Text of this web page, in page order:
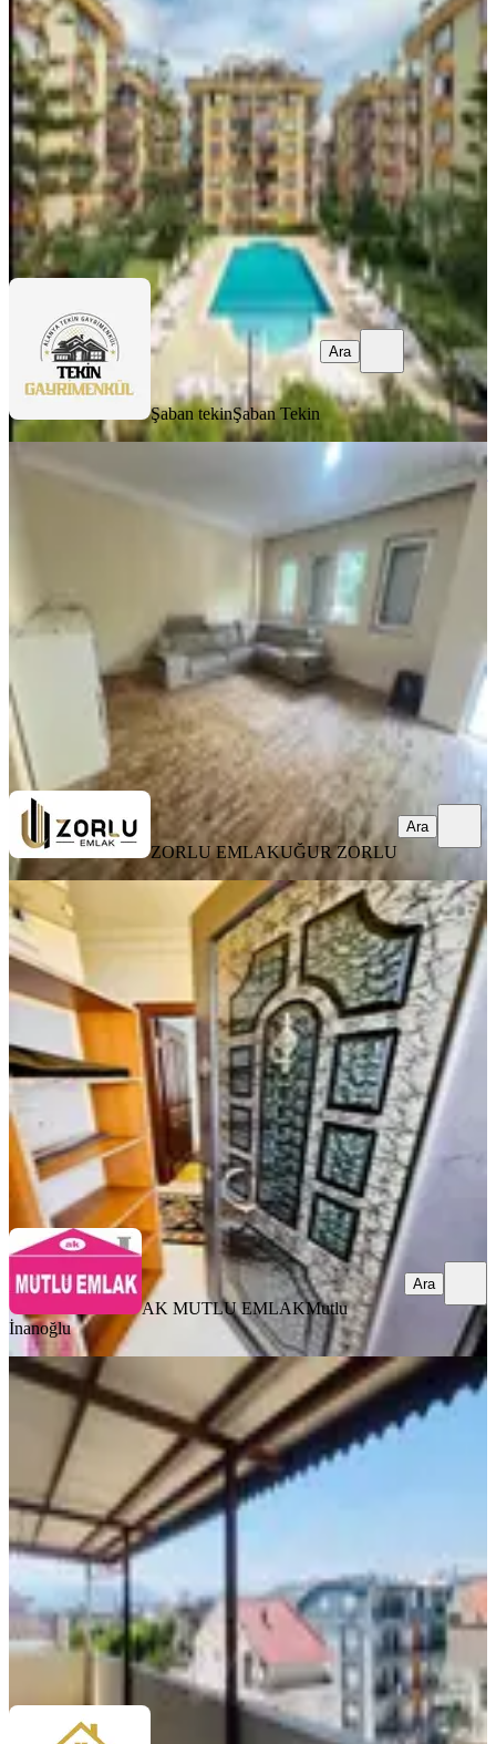
Antalya, Alanya
2+1· 120 m²·1. Kat·06.08.2026
35.000 ₺
Şaban tekinŞaban Tekin
Ara
Şaban tekinŞaban Tekin
Ara
Altınkum'da Caddeye Yakın Giriş Kat
1+1 Eşyalandırılacaktır
Antalya, Konyaaltı
06.08.2026
25.000 ₺
ZORLU EMLAK UĞUR ZORLU
Ara
ZORLU EMLAKUĞUR ZORLU
Ara
YENİ
A K Mutludan Ahatlıda Eşyalı 2+1
Çift Balkonlu Daire
Antalya, Kepez
2+1·100 m²·1. Kat·06.08.2026
30.000 ₺
AK MUTLU EMLAKMutlu İnanoğlu
Ara
AK MUTLU EMLAKMutlu
İnanoğlu
Ara
YENİ
Emek Mahallesi'nde Tramway Yakını
4+1 Kiralık Dubleks
Antalya, Kepez
4+2·180 m²·3. Kat
30.000 ₺
Nestalya GayrimenkulMuammer P.